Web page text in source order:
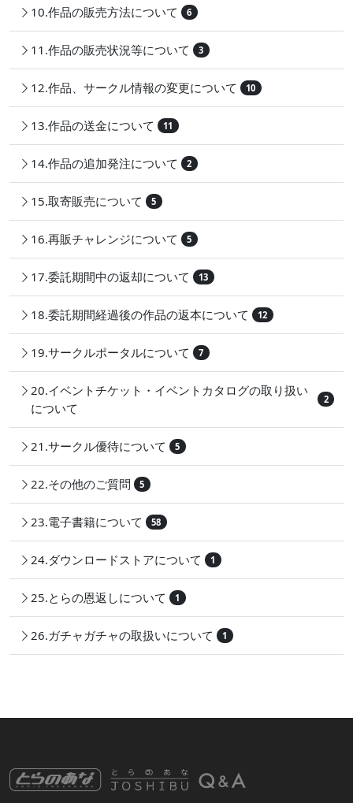
10.作品の販売方法について 6
11.作品の販売状況等について 3
12.作品、サークル情報の変更について 10
13.作品の送金について 11
14.作品の追加発注について 2
15.取寄販売について 5
16.再販チャレンジについて 5
17.委託期間中の返却について 13
18.委託期間経過後の作品の返本について 12
19.サークルポータルについて 7
20.イベントチケット・イベントカタログの取り扱い
について
2
21.サークル優待について 5
22.その他のご質問 5
23.電子書籍について 58
24.ダウンロードストアについて 1
25.とらの恩返しについて 1
26.ガチャガチャの取扱いについて 1